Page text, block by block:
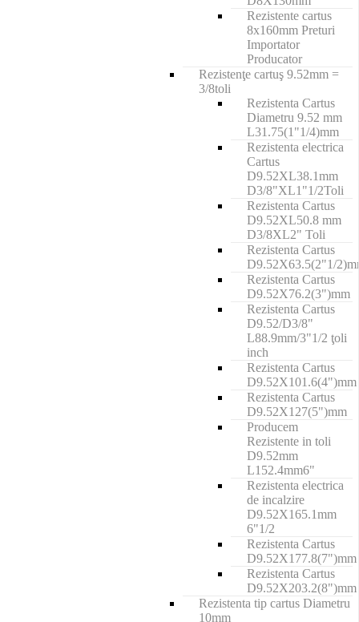
Rezistente cartus
8x160mm Preturi
Importator
Producator
Rezistenţe cartuş 9.52mm =
3/8toli
Rezistenta Cartus
Diametru 9.52 mm
L31.75(1"1/4)mm
Rezistenta electrica
Cartus
D9.52XL38.1mm
D3/8"XL1"1/2Toli
Rezistenta Cartus
D9.52XL50.8 mm
D3/8XL2" Toli
Rezistenta Cartus
D9.52X63.5(2"1/
Rezistenta Cartus
D9.52X76.2(3")mm
Rezistenta Cartus
D9.52/D3/8"
L88.9mm/3"1/2 ţoli
inch
Rezistenta Cartus
D9.52X101.6(4")mm
Rezistenta Cartus
D9.52X127(5")mm
Producem
Rezistente in toli
D9.52mm
L152.4mm6"
Rezistenta electrica
de incalzire
D9.52X165.1mm
6"1/2
Rezistenta Cartus
D9.52X177.8(7")mm
Rezistenta Cartus
D9.52X203.2(8")mm
Rezistenta tip cartus Diametru
10mm